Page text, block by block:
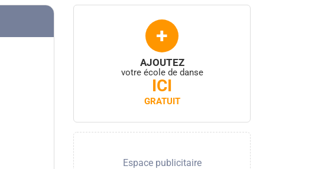
+
AJOUTEZ
votre école de danse
ICI
GRATUIT
Espace publicitaire